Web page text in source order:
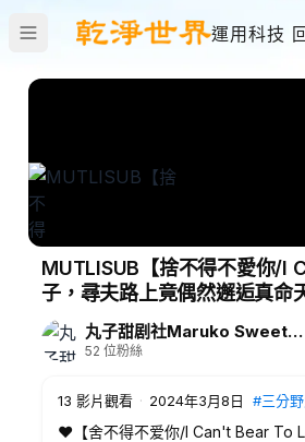
運用科技
MUTLISUB【捨不得不愛你/I
子，尋夫路上竟偶然邂逅真命
丸子甜剧社Maruko Sweet Drama Club
52 位粉絲
13 影片觀看 · 2024年3月8日 #三分
❤️【舍不得不爱你/I Can't Bear To